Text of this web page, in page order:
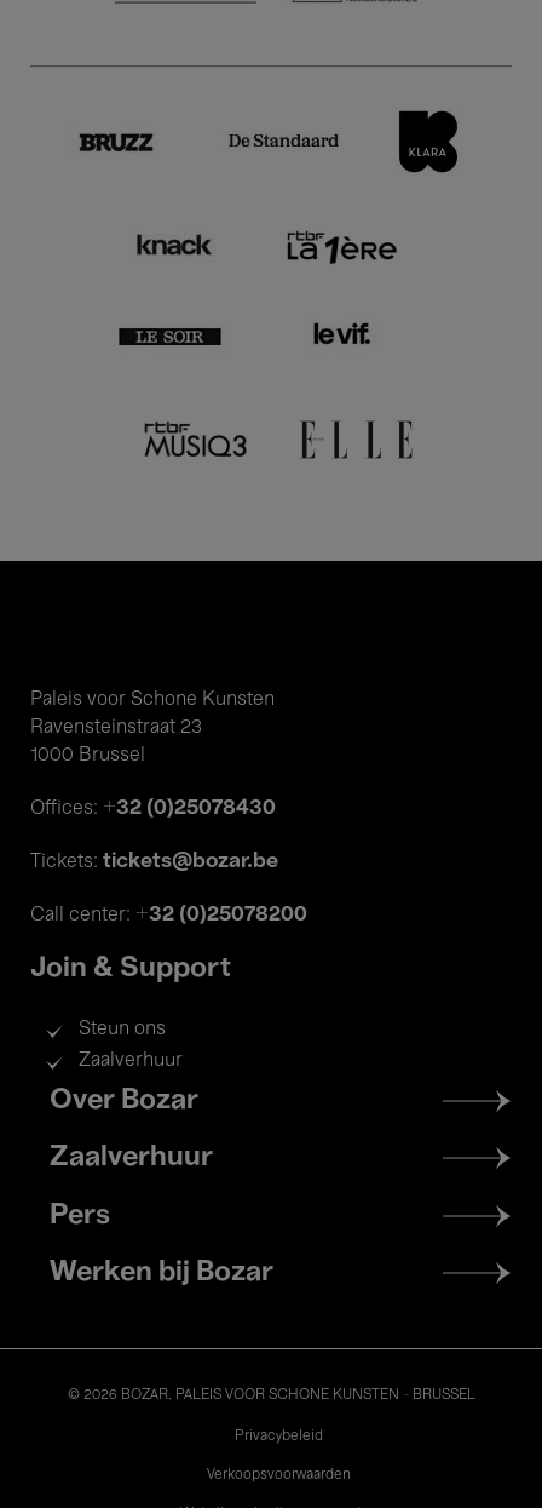
Paleis voor Schone Kunsten
Ravensteinstraat 23
1000 Brussel
Offices: +32 (0)25078430
Tickets: tickets@bozar.be
Call center: +32 (0)25078200
Join & Support
Steun ons
Zaalverhuur
Footer
menu
Over Bozar
Zaalverhuur
Pers
Werken bij Bozar
© 2026 BOZAR. PALEIS VOOR SCHONE KUNSTEN - BRUSSEL
Privacybeleid
Verkoopsvoorwaarden